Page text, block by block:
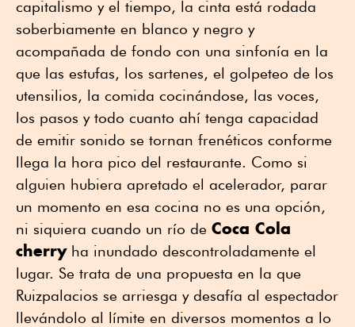
capitalismo y el tiempo, la cinta está rodada
soberbiamente en blanco y negro y
acompañada de fondo con una sinfonía en la
que las estufas, los sartenes, el golpeteo de los
utensilios, la comida cocinándose, las voces,
los pasos y todo cuanto ahí tenga capacidad
de emitir sonido se tornan frenéticos conforme
llega la hora pico del restaurante. Como si
alguien hubiera apretado el acelerador, parar
un momento en esa cocina no es una opción,
ni siquiera cuando un río de Coca Cola
cherryha inundado descontroladamente el
lugar. Se trata de una propuesta en la que
Ruizpalacios se arriesga y desafía al espectador
llevándolo al límite en diversos momentos a lo